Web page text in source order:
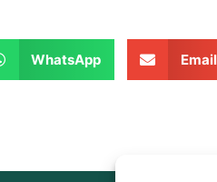
WhatsApp Email